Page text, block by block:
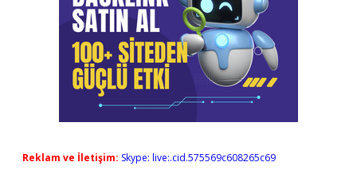
Reklam ve İletişim: Skype: live:.cid.575569c608265c69